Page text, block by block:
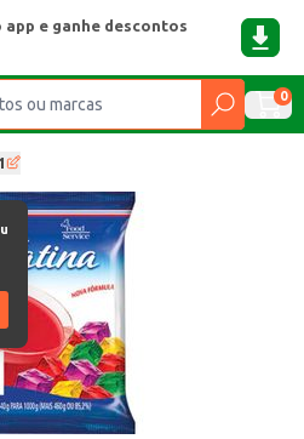
app e ganhe descontos
0